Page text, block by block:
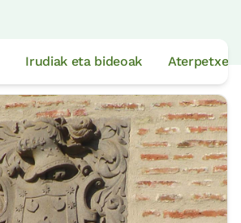
Irudiak eta bideoak